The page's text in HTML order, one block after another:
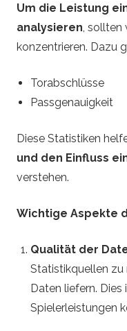
Um die Leistung
analysieren ,
konzentrieren. Dazu
Torabschlüsse
Passgenauigkeit
Diese Statistiken
und den Einfluss
verstehen.
Wichtige Aspekte
Qualität der
Statistikquellen zu
Daten liefern. Dies
Spielerleistungen